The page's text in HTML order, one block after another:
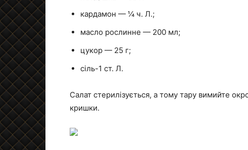
кардамон — ¼ ч. Л.;
масло рослинне — 200 мл;
цукор — 25 г;
сіль-1 ст. Л.
Салат стерилізується, а тому тару вимийте
кришки.